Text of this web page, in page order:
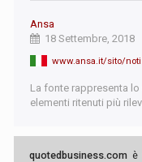
Ansa
18 Settembre, 2018
La fonte rappresenta
elementi ritenuti più
quotedbusiness.com è